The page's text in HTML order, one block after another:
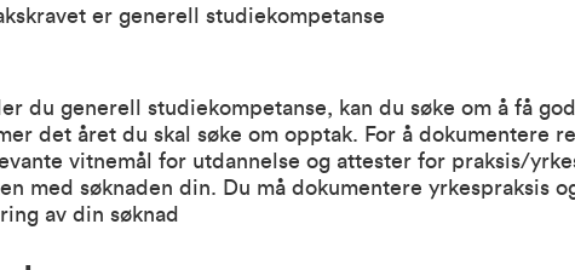
er generell studiekompetanse
du generell studiekompetanse, kan du søke om å få
det året du skal søke om opptak. For å dokumentere
vitnemål for utdannelse og attester for praksis/
med søknaden din. Du må dokumentere yrkespraksis
av din søknad